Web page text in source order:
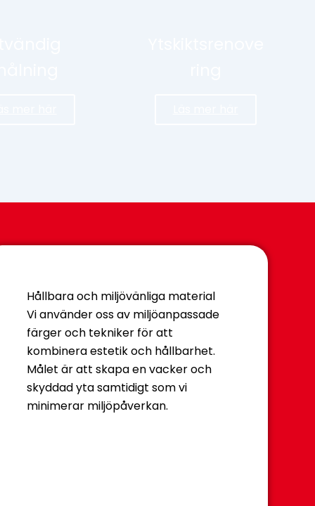
Hållbara och miljövänliga material
Vi använder oss av miljöanpassade
färger och tekniker för att
kombinera estetik och hållbarhet.
Målet är att skapa en vacker och
skyddad yta samtidigt som vi
minimerar miljöpåverkan.